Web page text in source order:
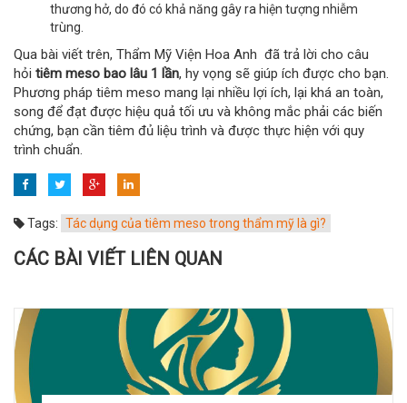
thương hở, do đó có khả năng gây ra hiện tượng nhiễm
trùng.
Qua bài viết trên, Thẩm Mỹ Viện Hoa Anh đã trả lời cho câu
hỏi tiêm meso bao lâu 1 lần, hy vọng sẽ giúp ích được cho bạn.
Phương pháp tiêm meso mang lại nhiều lợi ích, lại khá an toàn,
song để đạt được hiệu quả tối ưu và không mắc phải các biến
chứng, bạn cần tiêm đủ liệu trình và được thực hiện với quy
trình chuẩn.
Tags: Tác dụng của tiêm meso trong thẩm mỹ là gì?
CÁC BÀI VIẾT LIÊN QUAN